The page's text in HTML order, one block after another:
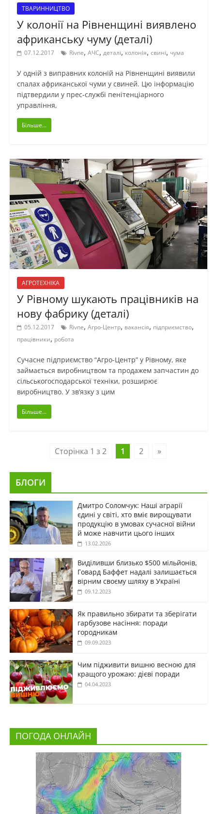
ТВАРИННИЦТВО
У колонії на Рівненщині виявлено
африканську чуму (деталі)
07.12.2017 Rivne, АЧС, деталі, колонія, свині, чума
У одній з виправних колоній на Рівненщині виявили
спалах африканської чуми у свиней. Цю інформацію
підтвердили у прес-службі пенітенціарного
управління,
Більше...
АГРОТЕХНІКА
У Рівному шукають працівників на
нову фабрику (деталі)
05.12.2017 Rivne, Агро-Центр, вакансія, підприємство,
працівники, робота
Сучасне підприємство “Агро-Центр” у Рівному, яке
займається виробництвом та продажем запчастин до
сільськогосподарської техніки, розширює
виробництво. У зв’язку з цим
Більше...
Сторінка 1 з 2 1 2 »
БЛОГИ
Дмитро Соломчук: Наші аграрії
єдині у світі, хто вміє вирощувати
продукцію в умовах сучасної війни
й може навчити цього інших
13.02.2026
Виділивши близько $500 мільйонів,
Говард Баффет надалі залишається
вірним своєму шляху в Україні
09.12.2023
Як правильно збирати та зберігати
гарбузове насіння: поради
городникам
09.09.2023
Чим підживити вишню весною для
кращого урожаю: дієві поради
04.04.2023
ПОГОДА ОНЛАЙН